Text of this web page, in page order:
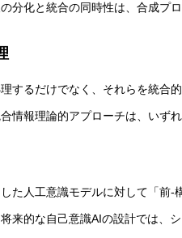
分化と統合の同時性は、合成プ
するだけでなく、それらを統合
情報理論的アプローチは、いず
た人工意識モデルに対して「前
来的な自己意識AIの設計では、